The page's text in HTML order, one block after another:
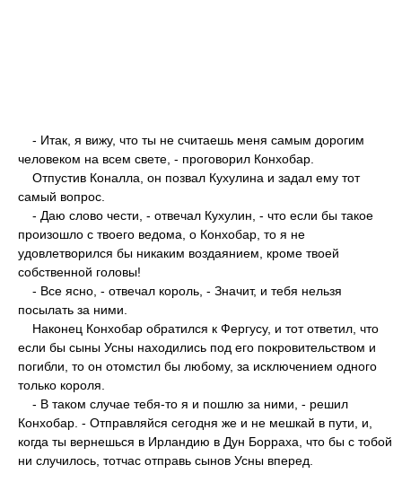
- Итак, я вижу, что ты не считаешь меня самым дорогим
человеком на всем свете, - проговорил Конхобар.
Отпустив Коналла, он позвал Кухулина и задал ему тот
самый вопрос.
- Даю слово чести, - отвечал Кухулин, - что если бы такое
произошло с твоего ведома, о Конхобар, то я не
удовлетворился бы никаким воздаянием, кроме твоей
собственной головы!
- Все ясно, - отвечал король, - Значит, и тебя нельзя
посылать за ними.
Наконец Конхобар обратился к Фергусу, и тот ответил, что
если бы сыны Усны находились под его покровительством и
погибли, то он отомстил бы любому, за исключением одного
только короля.
- В таком случае тебя-то я и пошлю за ними, - решил
Конхобар. - Отправляйся сегодня же и не мешкай в пути, и,
когда ты вернешься в Ирландию в Дун Борраха, что бы с тобой
ни случилось, тотчас отправь сынов Усны вперед.